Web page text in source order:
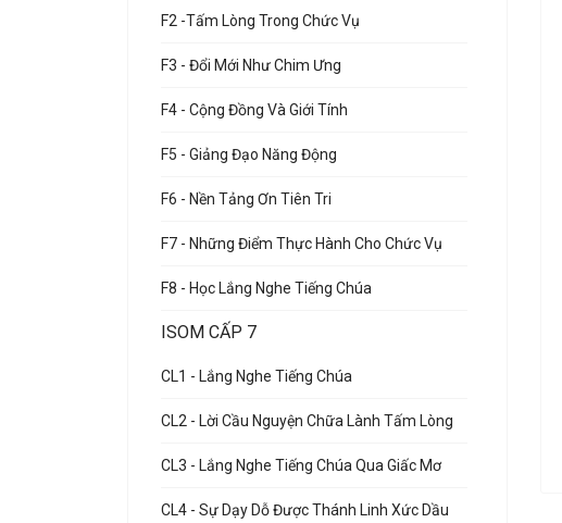
F2 -Tấm Lòng Trong Chức Vụ
F3 - Đổi Mới Như Chim Ưng
F4 - Cộng Đồng Và Giới Tính
F5 - Giảng Đạo Năng Động
F6 - Nền Tảng Ơn Tiên Tri
F7 - Những Điểm Thực Hành Cho Chức Vụ
F8 - Học Lắng Nghe Tiếng Chúa
ISOM CẤP 7
CL1 - Lắng Nghe Tiếng Chúa
CL2 - Lời Cầu Nguyện Chữa Lành Tấm Lòng
CL3 - Lắng Nghe Tiếng Chúa Qua Giấc Mơ
CL4 - Sự Dạy Dỗ Được Thánh Linh Xức Dầu